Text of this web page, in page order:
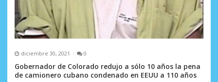
diciembre 30, 2021 0
Gobernador de Colorado redujo a sólo 10 años la pena
de camionero cubano condenado en EEUU a 110 años